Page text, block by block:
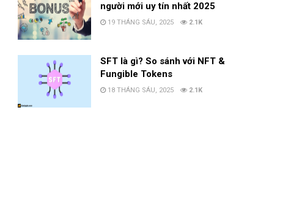
người mới uy tín nhất 2025
19 THÁNG SÁU, 2025 2.1K
SFT là gì? So sánh với NFT &
Fungible Tokens
18 THÁNG SÁU, 2025 2.1K